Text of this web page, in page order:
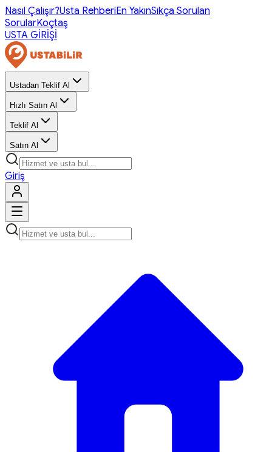
Nasıl Çalışır?Usta RehberiEn YakınSıkça Sorulan
SorularKoçtaş
USTA GİRİŞİ
Ustadan Teklif Al
Hızlı Satın Al
Teklif Al
Satın Al
Giriş